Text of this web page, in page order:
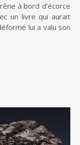
à bord d’écorce
un livre qui aurait
lui a valu son